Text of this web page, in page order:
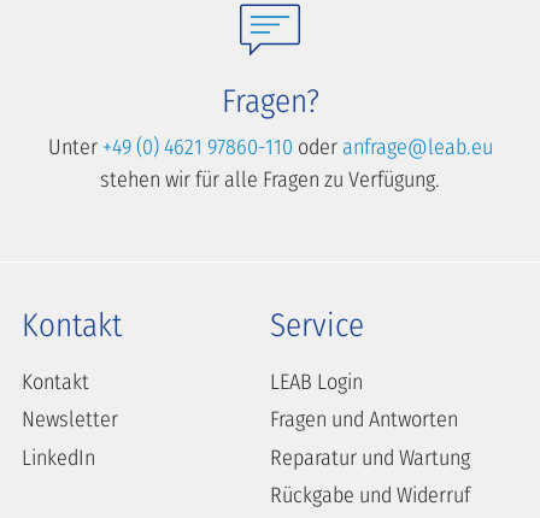
Fragen?
Unter +49 (0) 4621 97860-110 oder anfrage@leab.eu
stehen wir für alle Fragen zu Verfügung.
Kontakt
Kontakt
Newsletter
LinkedIn
Service
LEAB Login
Fragen und Antworten
Reparatur und Wartung
Rückgabe und Widerruf